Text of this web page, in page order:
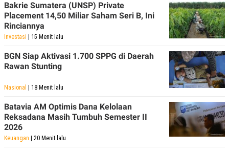
Bakrie Sumatera (UNSP) Private
Placement 14,50 Miliar Saham Seri B, Ini
Rinciannya
Investasi | 15 Menit lalu
BGN Siap Aktivasi 1.700 SPPG di Daerah
Rawan Stunting
Nasional | 18 Menit lalu
Batavia AM Optimis Dana Kelolaan
Reksadana Masih Tumbuh Semester II
2026
Keuangan | 20 Menit lalu